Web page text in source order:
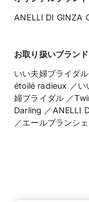
ANELLI DI GINZA
お取り扱いブランド
いい夫婦ブライダ
étoilé radieux ／い
婦ブライダル ／
Darling ／ANELLI
／エールブランシ